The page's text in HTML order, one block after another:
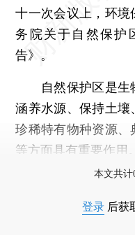
十一次会议上，环境
务院关于自然保护
告》。
自然保护区是生
涵养水源、保持土
珍稀特有物种资源
等方面具有重要作用。
本文共
登录 后获